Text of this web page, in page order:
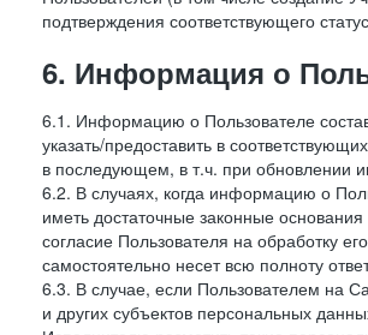
подтверждения соответствующего
6. Информация о
6.1. Информацию о Пользователе
указать/предоставить в
в последующем, в т.ч. при обновлении
6.2. В случаях, когда информацию о
иметь достаточные законные
согласие Пользователя на обработку
самостоятельно несет всю полноту
6.3. В случае, если Пользователем на
и других субъектов персональных